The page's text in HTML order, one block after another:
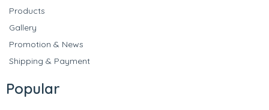
Products
Gallery
Promotion & News
Shipping & Payment
Popular